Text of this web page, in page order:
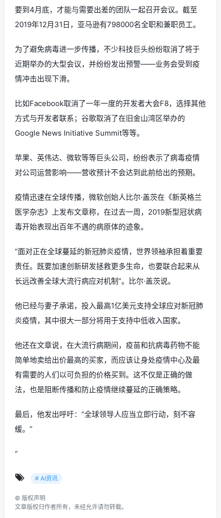
要到4月底，才能与需要出差的团队一起召开会议。截至
2019年12月31日，亚马逊有798000名全职和兼职员工。
为了避免病毒进一步传播，不少科技巨头纷纷取消了将于
近期举办的大型会议，并纷纷发出预警——业务会受到疫
情冲击出现下滑。
比如Facebook取消了一年一度的开发者大会F8，选择其他
方式与开发者联系；谷歌取消了在旧金山湾区举办的
Google News Initiative Summit等等。
苹果、英伟达、微软等等巨头公司，纷纷表示了病毒疫情
对公司运营影响——营收预计不会达到此前给出的预期。
疫情迅速在全球传播，微软创始人比尔·盖茨在《新英格兰
医学杂志》上发布文章称，在过去一周，2019新型冠状病
毒开始表现出百年不遇的病原体的迹象。
“面对正在全球蔓延的新冠肺炎疫情，世界领袖承担着重要
责任。既要加速创新研发拯救更多生命，也要联合起来从
长远改善全球大流行病应对机制”。比尔·盖茨说。
他已经与妻子承诺，投入最高1亿美元支持全球应对新冠肺
炎疫情，其中很大一部分将用于支持中低收入国家。
他还在文章说，在大流行病期间，疫苗和抗病毒药物不能
简单地卖给出价最高的买家，而应该让身处疫情中心及最
有需要的人们以可负担的价格买到。这不仅是正确的做
法，也是阻断传播和防止疫情继续蔓延的正确策略。
最后，他发出呼吁：“全球领导人应当立即行动，刻不容
缓。”
“
# AI资讯
© 版权声明
文章版权归作者所有，未经允许请勿转载。